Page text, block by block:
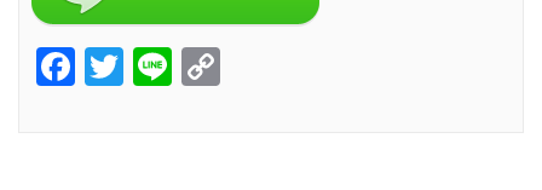
Facebook
Twitter
Line